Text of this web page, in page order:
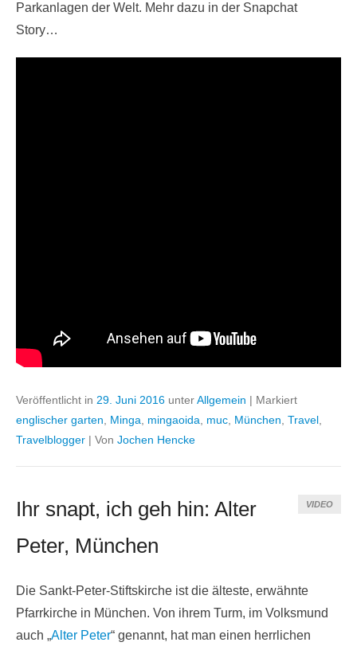
Parkanlagen der Welt. Mehr dazu in der Snapchat
Story…
Veröffentlicht in 29. Juni 2016 unterAllgemein | Markiert
englischer garten
Minga mingaoida muc München Travel
Travelblogger | Von Jochen Hencke
Ihr snapt, ich geh hin: Alter
Peter, München
VIDEO
Die Sankt-Peter-Stiftskirche ist die älteste, erwähnte
Pfarrkirche in München. Von ihrem Turm, im Volksmund
auch „Alter Peter“ genannt, hat man einen herrlichen